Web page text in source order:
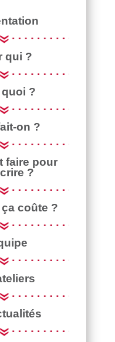
qui ?
?
on ?
faire pour
?
coûte ?